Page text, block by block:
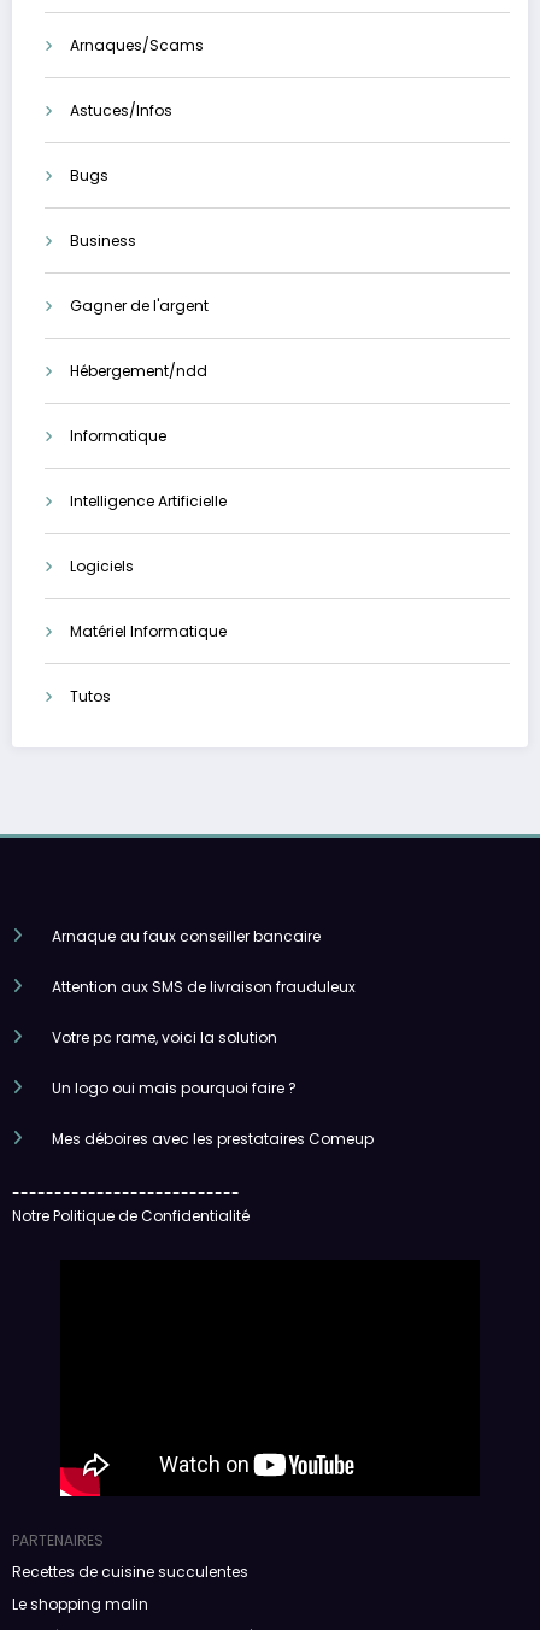
Arnaques/Scams
Astuces/Infos
Bugs
Business
Gagner de l'argent
Hébergement/ndd
Informatique
Intelligence Artificielle
Logiciels
Matériel Informatique
Tutos
Arnaque au faux conseiller bancaire
Attention aux SMS de livraison frauduleux
Votre pc rame, voici la solution
Un logo oui mais pourquoi faire ?
Mes déboires avec les prestataires Comeup
---------------------------
Notre Politique de Confidentialité
PARTENAIRES
Recettes de cuisine succulentes
Le shopping malin